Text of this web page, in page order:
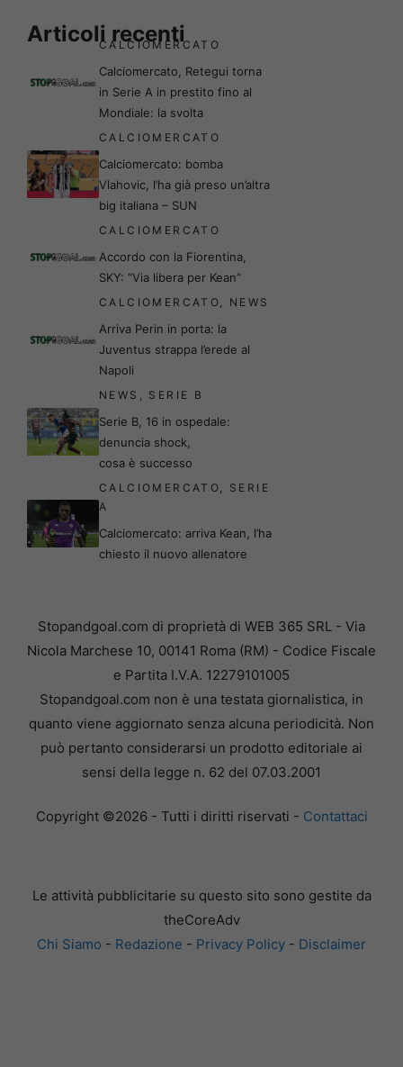
Articoli recenti
CALCIOMERCATO
Calciomercato, Retegui torna
in Serie A in prestito fino al
Mondiale: la svolta
CALCIOMERCATO
Calciomercato: bomba
Vlahovic, l’ha già preso un’altra
big italiana – SUN
CALCIOMERCATO
Accordo con la Fiorentina,
SKY: “Via libera per Kean”
CALCIOMERCATO NEWS
Arriva Perin in porta: la
Juventus strappa l’erede al
Napoli
NEWS SERIE B
Serie B, 16 in ospedale:
denuncia shock,
cosa è successo
CALCIOMERCATO
SERIE
A
Calciomercato: arriva Kean, l’ha
chiesto il nuovo allenatore
Stopandgoal.com di proprietà di WEB 365 SRL - Via
Nicola Marchese 10, 00141 Roma (RM) - Codice Fiscale
e Partita I.V.A. 12279101005
Stopandgoal.com non è una testata giornalistica, in
quanto viene aggiornato senza alcuna periodicità. Non
può pertanto considerarsi un prodotto editoriale ai
sensi della legge n. 62 del 07.03.2001
Copyright ©2026 - Tutti i diritti riservati - Contattaci
Le attività pubblicitarie su questo sito sono gestite da
theCoreAdv
Chi Siamo - Redazione - Privacy Policy - Disclaimer